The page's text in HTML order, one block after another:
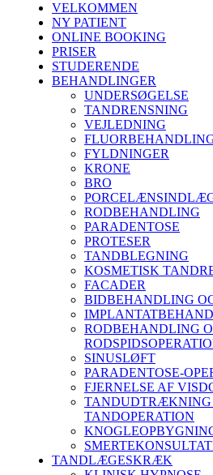
VELKOMMEN
NY PATIENT
ONLINE BOOKING
PRISER
STUDERENDE
BEHANDLINGER
UNDERSØGELSE
TANDRENSNING
VEJLEDNING
FYLDNINGER
KRONE
BRO
RODBEHANDLING
PARADENTOSE
PROTESER
TANDBLEGNING
KOSMETISK
FACADER
BIDBEHANDLING
RODBEHANDLING
SINUSLØFT
PARADENTOSE-
FJERNELSE AF
TANDUDTRÆKNING
TANDOPERATION
TANDLÆGESKRÆK